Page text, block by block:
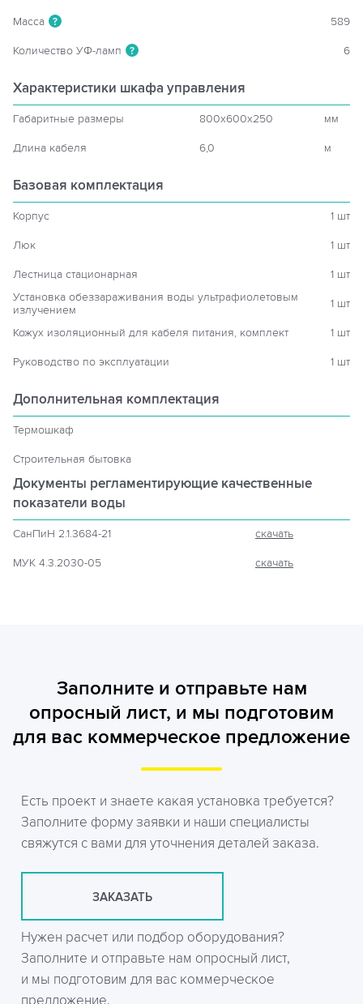
Масса ? 589
Количество УФ-ламп ? 6
Характеристики шкафа управления
Габаритные размеры 800x600x250 мм
Длина кабеля 6,0 м
Базовая комплектация
Корпус 1 шт
Люк 1 шт
Лестница стационарная
1 шт
Установка обеззараживания воды ультрафиолетовым
излучением
1 шт
Кожух изоляционный для кабеля питания, комплект 1 шт
Руководство по эксплуатации 1 шт
Дополнительная комплектация
Термошкаф
Строительная бытовка
Документы регламентирующие качественные
показатели воды
СанПиН 2.1.3684-21 скачать
МУК 4.3.2030-05 скачать
Заполните и отправьте нам
опросный лист, и мы подготовим
для вас коммерческое предложение
Есть проект и знаете какая установка требуется?
Заполните форму заявки и наши специалисты
свяжутся с вами для уточнения деталей заказа.
ЗАКАЗАТЬ
Нужен расчет или подбор оборудования?
Заполните и отправьте нам опросный лист,
и мы подготовим для вас коммерческое
предложение.